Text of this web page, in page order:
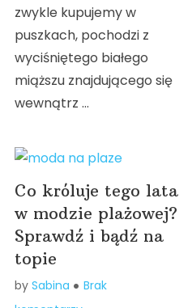
zwykle kupujemy w
puszkach, pochodzi z
wyciśniętego białego
miąższu znajdującego się
wewnątrz …
Co króluje tego lata
w modzie plażowej?
Sprawdź i bądź na
topie
bySabina
Brak